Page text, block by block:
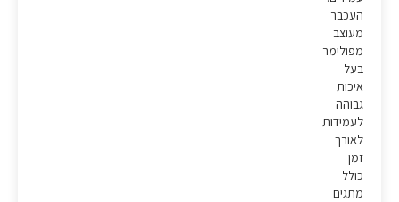
העכבר
מעוצב
מפולימר
בעל
איכות
גבוהה
לעמידות
לאורך
זמן
כולל
מתגים